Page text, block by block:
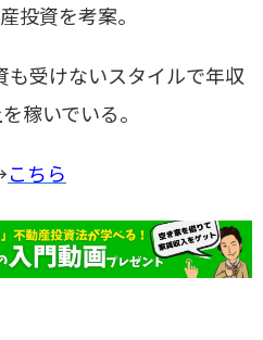
投資を考案。
も受けないスタイルで年収
稼いでいる。
こちら